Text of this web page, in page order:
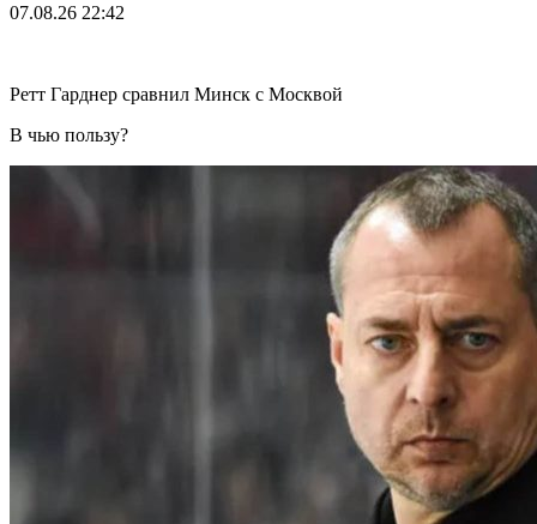
07.08.26 22:42
Ретт Гарднер сравнил Минск с Москвой
В чью пользу?